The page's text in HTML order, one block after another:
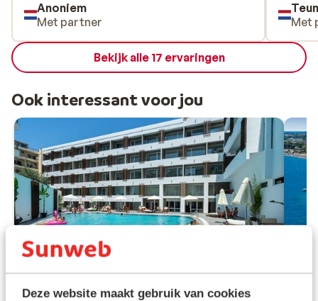
Deze website maakt gebruik van cookies
Anoniem
Met partner
Met
Bekijk alle 17 ervaringen
Ook interessant voor jou